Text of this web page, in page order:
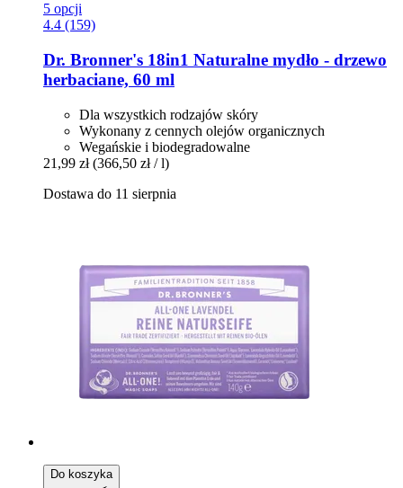
5 opcji
4.4 (159)
Dr. Bronner's 18in1 Naturalne mydło -​ drzewo
herbaciane, 60 ml
Dla wszystkich rodzajów skóry
Wykonany z cennych olejów organicznych
Wegańskie i biodegradowalne
21,99 zł (366,50 zł / l)
Dostawa do 11 sierpnia
Do koszyka